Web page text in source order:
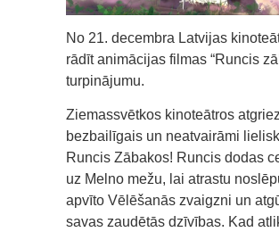
No 21. decembra Latvijas
rādīt animācijas filmas “Runcis
turpinājumu.
Ziemassvētkos kinoteātros
bezbailīgais un neatvairāmi
Runcis Zābakos! Runcis dodas
uz Melno mežu, lai atrastu
apvīto Vēlēšanās zvaigzni un
savas zaudētās dzīvības. Kad